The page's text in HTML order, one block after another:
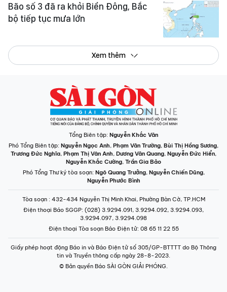
Bão số 3 đã ra khỏi Biển Đông, Bắc
bộ tiếp tục mưa lớn
Xem thêm
Tổng Biên tập: Nguyễn Khắc Văn
Phó Tổng Biên tập: Nguyễn Ngọc Anh, Phạm Văn Trường, Bùi Thị Hồng Sương,
Trương Đức Nghĩa, Phạm Thị Vân Anh, Dương Văn Quang, Nguyễn Đức Hiển,
Nguyễn Khắc Cường, Trần Gia Bảo
Phó Tổng Thư ký tòa soạn: Ngô Quang Trưởng, Nguyễn Chiến Dũng,
Nguyễn Phước Bình
Tòa soạn : 432-434 Nguyễn Thị Minh Khai, Phường Bàn Cờ, TP.HCM
Điện thoại Báo SGGP: (028) 3.9294.091, 3.9294.092, 3.9294.093,
3.9294.097, 3.9294.098
Điện thoại Tòa soạn Báo Điện tử: 08 65 11 22 55
Giấy phép hoạt động Báo in và Báo Điện tử số 305/GP-BTTTT do Bộ Thông
tin và Truyền thông cấp ngày 28-8-2023.
© Bản quyền Báo SÀI GÒN GIẢI PHÓNG.